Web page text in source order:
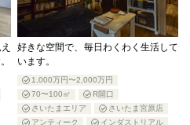
好きな空間で、毎日わくわく生活して
います。
1,000万円〜2,000万円
70〜100㎡
R開口
さいたまエリア
さいたま宮原店
アンティーク
インダストリアル